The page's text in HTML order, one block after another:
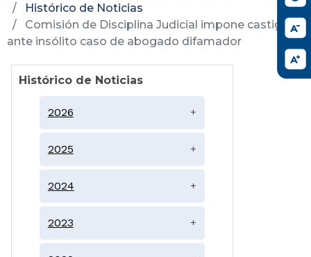
Histórico de Noticias
Comisión de Disciplina Judicial impone castigo
ante insólito caso de abogado difamador
Histórico de Noticias
2026 +
2025 +
2024 +
2023 +